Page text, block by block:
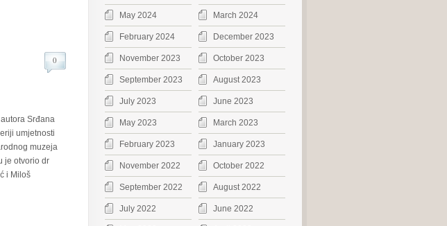
0
Srđana
umjetnosti
muzeja
je otvorio dr
i Miloš
May 2024 March 2024
February 2024 December 2023
November 2023 October 2023
September 2023 August 2023
July 2023 June 2023
May 2023 March 2023
February 2023 January 2023
November 2022 October 2022
September 2022 August 2022
July 2022 June 2022